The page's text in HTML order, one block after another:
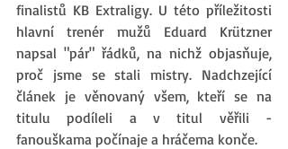
finalistů KB Extraligy. U této příležitosti
hlavní trenér mužů Eduard Krützner
napsal "pár" řádků, na nichž objasňuje,
proč jsme se stali mistry. Nadchzející
článek je věnovaný všem, kteří se na
titulu podíleli a v titul věřili -
fanouškama počínaje a hráčema konče.